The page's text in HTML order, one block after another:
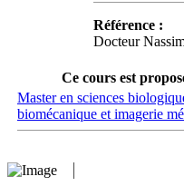
Référence :
Docteur
Ce cours est
Master en sciences
biomécanique et imagerie